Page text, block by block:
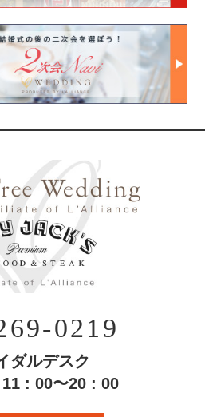
0219
ダルデスク
: 00〜20 : 00